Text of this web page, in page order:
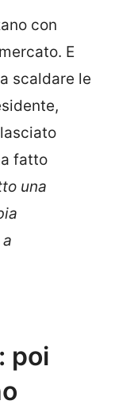
con
E
scaldare le
fatto
una
poi